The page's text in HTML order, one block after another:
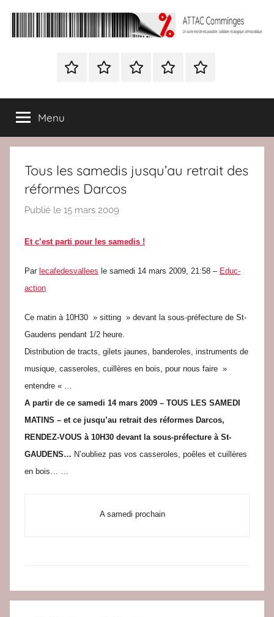
contenu
ATTAC
solidaire,
démocratique
Nous
BULLETIN
à
France
Nous
ATTAC
Signer
pétition
Menu
Tous les samedis jusqu’au retrait des
réformes Darcos
Publié le 15 mars 2009
r
e
c
Et c’est parti pour les samedis !
Par lecafedesvallees le samedi 14 mars 2009, 21:58 – Educ-
action
Ce matin à 10H30 » sitting » devant la sous-préfecture de St-
Gaudens pendant 1/2 heure.
Distribution de tracts, gilets jaunes, banderoles, instruments de
musique, casseroles, cuillères en bois, pour nous faire »
entendre « …
A partir de ce samedi 14 mars 2009 – TOUS LES SAMEDI
MATINS – et ce jusqu’au retrait des réformes Darcos,
RENDEZ-VOUS à 10H30 devant la sous-préfecture à St-
GAUDENS… N’oubliez pas vos casseroles, poêles et cuillères
en bois… …
                         A samedi prochain
s